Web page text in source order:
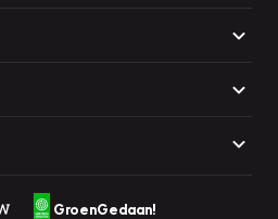
GroenGedaan!